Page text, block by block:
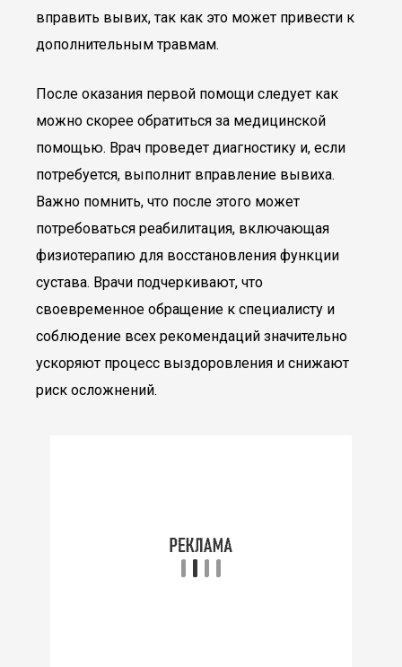
вправить вывих, так как это может привести к
дополнительным травмам.
После оказания первой помощи следует как
можно скорее обратиться за медицинской
помощью. Врач проведет диагностику и, если
потребуется, выполнит вправление вывиха.
Важно помнить, что после этого может
потребоваться реабилитация, включающая
физиотерапию для восстановления функции
сустава. Врачи подчеркивают, что
своевременное обращение к специалисту и
соблюдение всех рекомендаций значительно
ускоряют процесс выздоровления и снижают
риск осложнений.